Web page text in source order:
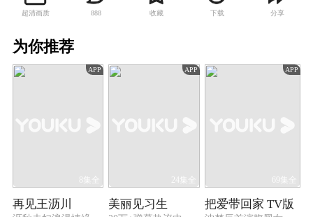
经是一对恋人，更没有人知道安心曾经是一位缉
组织上安排安心远赴他乡。潜逃的毛放突然现
超清画质 888 收藏 下载 分享
为你推荐
APP
8集全
再见王沥川
APP
24集全
美丽见习生
APP
69集全
把爱带回家 TV版